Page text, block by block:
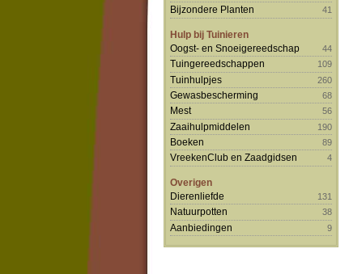
Bijzondere Planten 41
Hulp bij Tuinieren
Oogst- en Snoeigereedschap
44
Tuingereedschappen 109
Tuinhulpjes 260
Gewasbescherming 68
Mest 56
Zaaihulpmiddelen 190
Boeken 89
VreekenClub en Zaadgidsen 4
Overigen
Dierenliefde
131
Natuurpotten 38
Aanbiedingen 9